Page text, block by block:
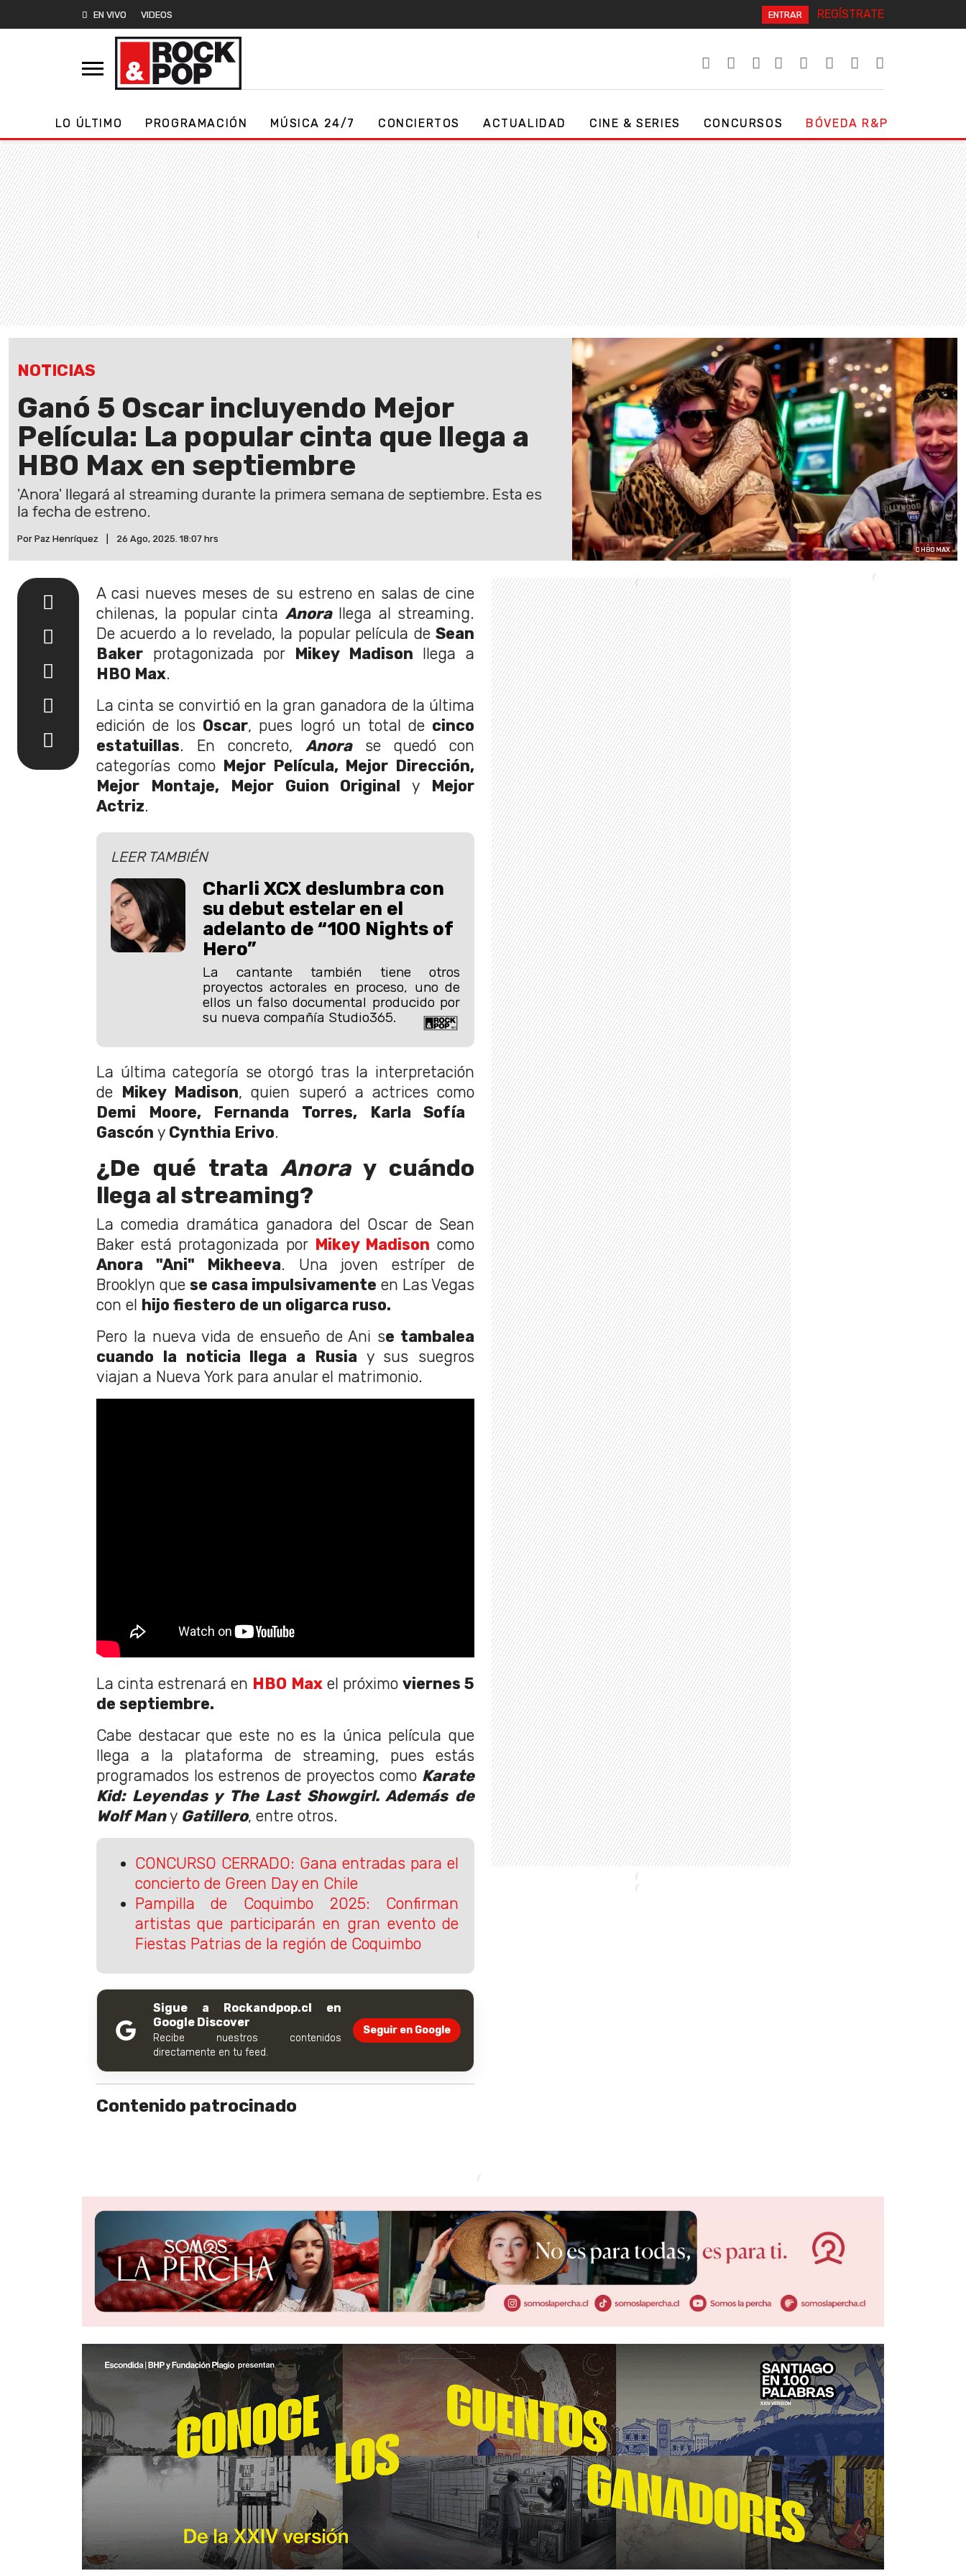
EN VIVO VIDEOS ENTRAR REGÍSTRATE
LO ÚLTIMO PROGRAMACIÓN MÚSICA 24/7 CONCIERTOS ACTUALIDAD CINE & SERIES CONCURSOS BÓVEDA R&P
NOTICIAS
Ganó 5 Oscar incluyendo Mejor
Película: La popular cinta que llega a
HBO Max en septiembre
'Anora' llegará al streaming durante la primera semana de septiembre. Esta es
la fecha de estreno.
Por Paz Henríquez 26 Ago, 2025. 18:07 hrs
HBO MAX
A casi nueves meses de su estreno en salas de cine
chilenas, la popular cinta Anora llega al streaming.
De acuerdo a lo revelado, la popular película de Sean
Baker protagonizada por Mikey Madison llega a
HBO Max.
La cinta se convirtió en la gran ganadora de la última
edición de los Oscar, pues logró un total de cinco
estatuillas. En concreto, Anora
se quedó con
categorías como Mejor Película, Mejor Dirección,
Mejor Montaje, Mejor Guion Original y Mejor
Actriz.
LEER TAMBIÉN
Charli XCX deslumbra con
su debut estelar en el
adelanto de “100 Nights of
Hero”
La cantante también tiene otros
proyectos actorales en proceso, uno de
ellos un falso documental producido por
su nueva compañía Studio365.
La última categoría se otorgó tras la interpretación
de Mikey Madison, quien superó a actrices como
Demi Moore, Fernanda Torres, Karla Sofía
Gascón y Cynthia Erivo.
¿De qué trataAnoray cuándo
llega al streaming?
La comedia dramática ganadora del Oscar de Sean
Baker está protagonizada por Mikey Madison como
Anora "Ani" Mikheeva. Una joven estríper de
Brooklyn que se casa impulsivamente en Las Vegas
con el hijo fiestero de un oligarca ruso.
Pero la nueva vida de ensueño de Ani se tambalea
cuando la noticia llega a Rusia y sus suegros
viajan a Nueva York para anular el matrimonio.
La cinta estrenará en HBO Maxel próximo viernes 5
de septiembre.
Cabe destacar que este no es la única película que
llega a la plataforma de streaming, pues estás
programados los estrenos de proyectos como Karate
Kid: Leyendas y The Last Showgirl. Además de
Wolf Many Gatillero, entre otros.
CONCURSO CERRADO: Gana entradas para el
concierto de Green Day en Chile
Pampilla de Coquimbo 2025: Confirman
artistas que participarán en gran evento de
Fiestas Patrias de la región de Coquimbo
Sigue a Rockandpop.cl en
Google Discover
Recibe nuestros contenidos
directamente en tu feed.
Seguir en Google
Contenido patrocinado